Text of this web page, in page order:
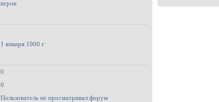
игрок
1 января 1900 г
0
0
Пользователь не просматривал форум